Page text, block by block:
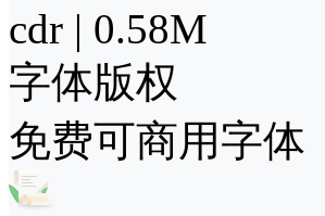
cdr | 0.58M
字体版权
免费可商用字体